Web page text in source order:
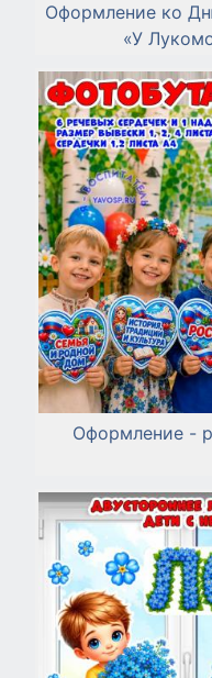
Оформление ко
«У
Оформление -